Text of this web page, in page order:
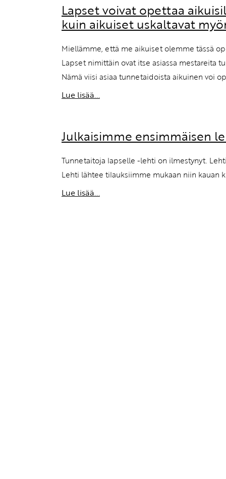
Lapset voivat opettaa
kuin aikuiset uskaltavat
Miellämme, että me aikuiset olemme tässä
Lapset nimittäin ovat itse asiassa mestareita
Nämä viisi asiaa tunnetaidoista aikuinen voi
Lue lisää...
Julkaisimme ensimmäisen
Tunnetaitoja lapselle -lehti on ilmestynyt.
Lehti lähtee tilauksiimme mukaan niin kauan
Lue lisää...